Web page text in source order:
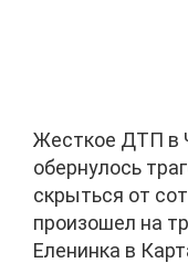
Жесткое ДТП в
обернулось
скрыться от
произошел на
Еленинка в